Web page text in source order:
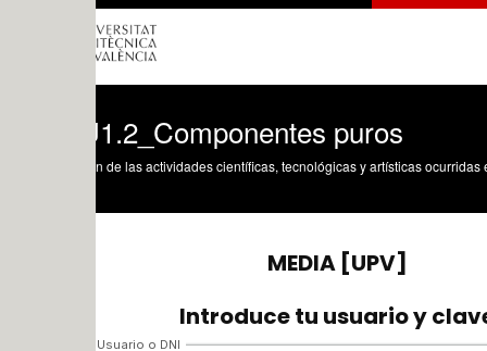
puros
de las actividades científicas, tecnológicas y artísticas ocurridas en los tres